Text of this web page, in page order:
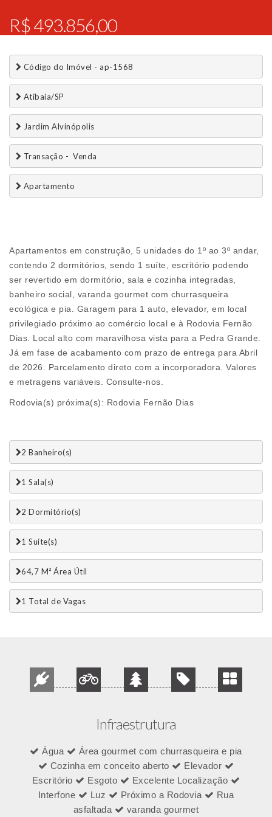
R$ 493.856,00
Código do Imóvel - ap-1568
Atibaia/SP
Jardim Alvinópolis
Transação -  Venda
Apartamento
Apartamentos em construção, 5 unidades do 1º ao 3º andar,
contendo 2 dormitórios, sendo 1 suíte, escritório podendo
ser revertido em dormitório, sala e cozinha integradas,
banheiro social, varanda gourmet com churrasqueira
ecológica e pia. Garagem para 1 auto, elevador, em local
privilegiado próximo ao comércio local e à Rodovia Fernão
Dias. Local alto com maravilhosa vista para a Pedra Grande.
Já em fase de acabamento com prazo de entrega para Abril
de 2026. Parcelamento direto com a incorporadora. Valores
e metragens variáveis. Consulte-nos.
Rodovia(s) próxima(s): Rodovia Fernão Dias
2 Banheiro(s)
1 Sala(s)
2 Dormitório(s)
1 Suí­te(s)
64,7 M² Área Útil
1 Total de Vagas
Infraestrutura
Água
Área gourmet com churrasqueira e pia
Cozinha em conceito aberto
Elevador
Escritório
Esgoto
Excelente Localização
Interfone
Luz Próximo a Rodovia
Rua
asfaltada
varanda gourmet